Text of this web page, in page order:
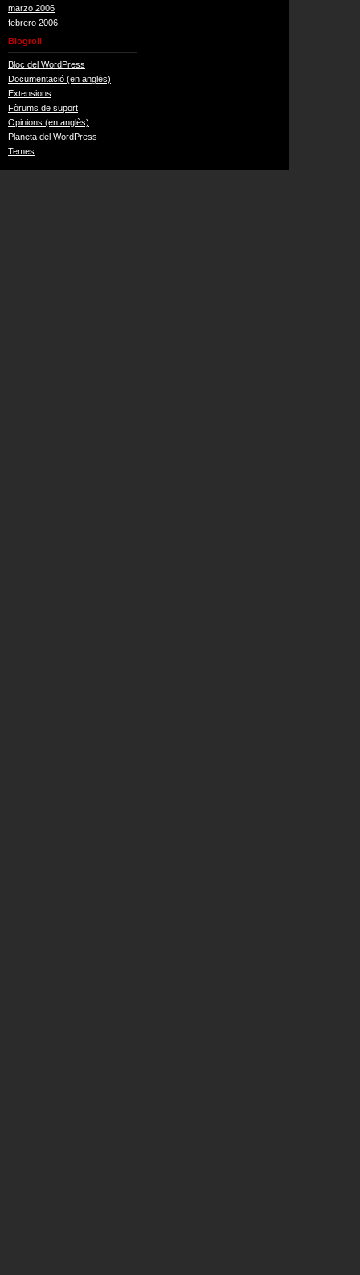
marzo 2006
febrero 2006
Blogroll
Bloc del WordPress
Documentació (en anglès)
Extensions
Fòrums de suport
Opinions (en anglès)
Planeta del WordPress
Temes